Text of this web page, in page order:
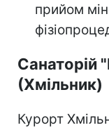
прийом
Санаторій
(Хмільник)
Курорт